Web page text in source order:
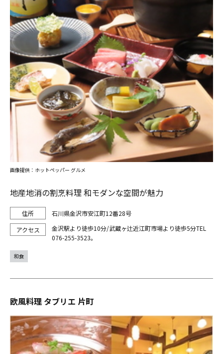
地産地消の割烹料理 和モダンな空間が魅力
石川県金沢市安江町12番28号
金沢駅より徒歩10分/武蔵ヶ辻近江町市場より徒歩5分TEL
076-255-3523。
画像提供：ホットペッパー グルメ
和食
欧風料理 タブリエ 片町